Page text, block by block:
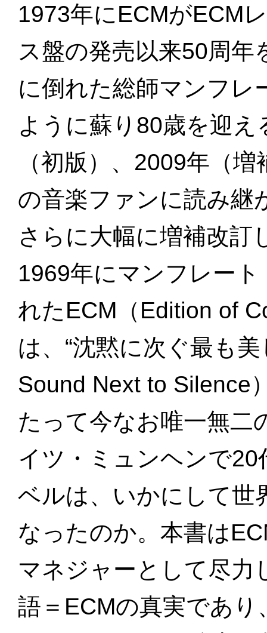
1973年にECMがECM
ス盤の発売以来50周
に倒れた総師マンフレ
ように蘇り80歳を迎
（初版）、2009年（
の音楽ファンに読み継
さらに大幅に増補改
1969年にマンフレー
れたECM（Edition of
は、“沈黙に次ぐ最も
Sound Next to Silence
たって今なお唯一無二
イツ・ミュンヘンで
ベルは、いかにして世
なったのか。本書は
マネジャーとして尽力
語＝ECMの真実であ